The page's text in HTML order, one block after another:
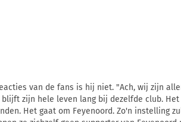
van de fans is hij niet. "Ach, wij zijn
zijn hele leven lang bij dezelfde club.
Het gaat om Feyenoord. Zo'n instelling